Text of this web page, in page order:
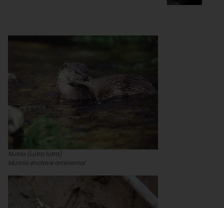
Nutria (Lutra lutra)
Murcia enclave ambiental